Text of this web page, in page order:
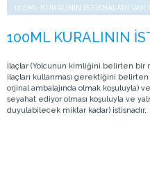
100ML KURALININ ISTISNALARI VAR
İlaçlar (Yolcunun kimliğini belirten bir
ilaçları kullanması gerektiğini
orjinal ambalajında olmak koşuluyla)
seyahat ediyor olması koşuluyla ve
duyulabilecek miktar kadar) istisnadır.